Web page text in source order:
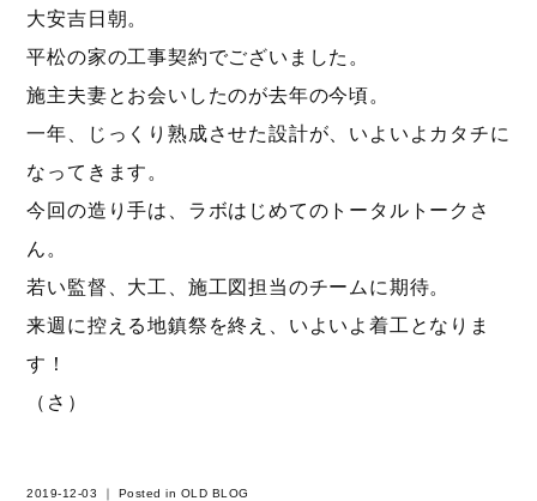
大安吉日朝。
平松の家の工事契約でございました。
施主夫妻とお会いしたのが去年の今頃。
一年、じっくり熟成させた設計が、いよいよカタチに
なってきます。
今回の造り手は、ラボはじめてのトータルトークさ
ん。
若い監督、大工、施工図担当のチームに期待。
来週に控える地鎮祭を終え、いよいよ着工となりま
す！
（さ）
2019-12-03 ｜ Posted in OLD BLOG